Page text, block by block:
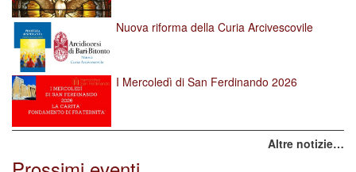
Nuova riforma della Curia Arcivescovile
I Mercoledì di San Ferdinando 2026
Altre notizie…